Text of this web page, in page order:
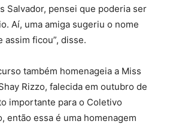
Salvador, pensei que poderia ser
Aí, uma amiga sugeriu o nome
assim ficou”, disse.
também homenageia a Miss
Rizzo, falecida em outubro de
importante para o Coletivo
então essa é uma homenagem